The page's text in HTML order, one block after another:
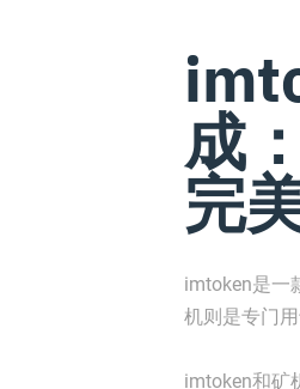
成
完
imtoken是一
机则是专门
imtoken和矿